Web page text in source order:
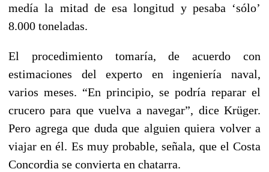
medía la mitad de esa longitud y pesaba ‘sólo’
8.000 toneladas.
El procedimiento tomaría, de acuerdo con
estimaciones del experto en ingeniería naval,
varios meses. “En principio, se podría reparar el
crucero para que vuelva a navegar”, dice Krüger.
Pero agrega que duda que alguien quiera volver a
viajar en él. Es muy probable, señala, que el Costa
Concordia se convierta en chatarra.